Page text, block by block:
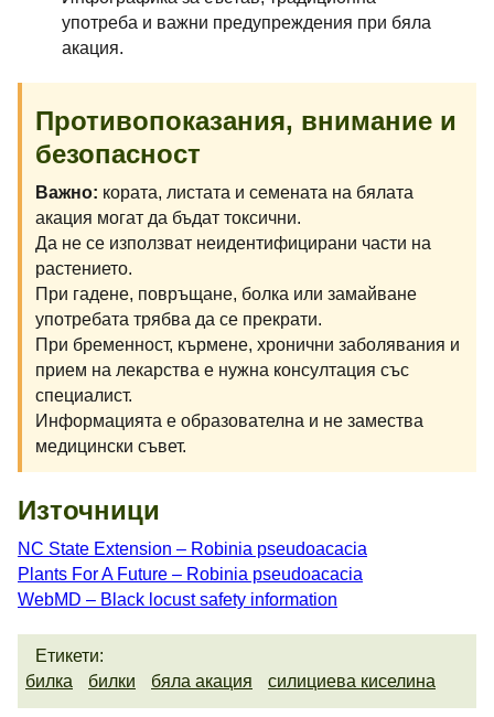
употреба и важни предупреждения при бяла
акация.
Противопоказания, внимание и
безопасност
Важно: кората, листата и семената на бялата
акация могат да бъдат токсични.
Да не се използват неидентифицирани части на
растението.
При гадене, повръщане, болка или замайване
употребата трябва да се прекрати.
При бременност, кърмене, хронични заболявания и
прием на лекарства е нужна консултация със
специалист.
Информацията е образователна и не замества
медицински съвет.
Източници
NC State Extension – Robinia pseudoacacia
Plants For A Future – Robinia pseudoacacia
WebMD – Black locust safety information
Етикети:
билка
билки бяла акация силициева киселина